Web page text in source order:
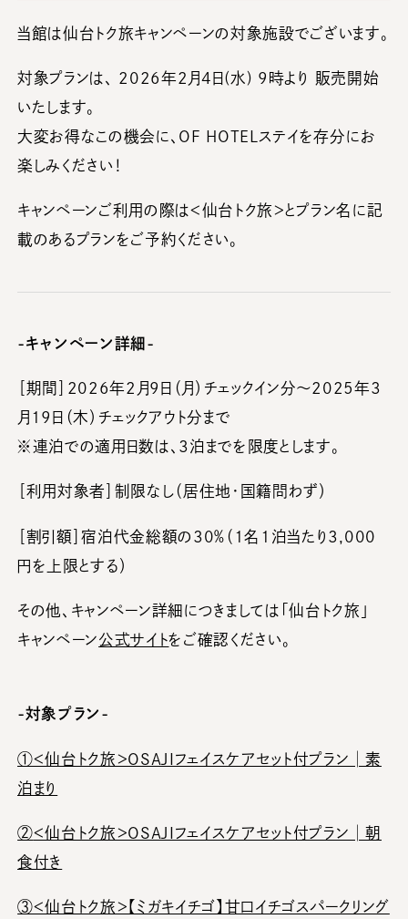
当館は仙台トク旅キャンペーンの対象施設でございます。
対象プランは、 2026年2月4日(水) 9時より 販売開始
いたします。
大変お得なこの機会に、OF HOTELステイを存分にお
楽しみください！
キャンペーンご利用の際は＜仙台トク旅＞とプラン名に記
載のあるプランをご予約ください。
-キャンペーン詳細-
［期間］2026年2月9⽇（月）チェックイン分〜2025年3
月19⽇（木）チェックアウト分まで
※連泊での適用日数は、3泊までを限度とします。
［利用対象者］制限なし（居住地・国籍問わず）
［割引額］宿泊代金総額の30％（1名1泊当たり3,000
円を上限とする）
その他、キャンペーン詳細につきましては「仙台トク旅」
キャンペーン公式サイトをご確認ください。
-対象プラン-
①＜仙台トク旅＞OSAJIフェイスケアセット付プラン│素
泊まり
②＜仙台トク旅＞OSAJIフェイスケアセット付プラン│朝
食付き
③＜仙台トク旅＞【ミガキイチゴ】甘口イチゴスパークリング